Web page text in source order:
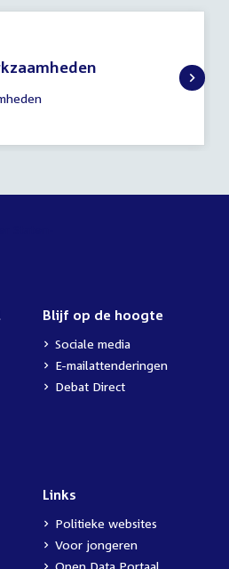
Blijf op de hoogte
Sociale media
E-mailattenderingen
Debat Direct
Links
Politieke websites
Voor jongeren
Open Data Portaal